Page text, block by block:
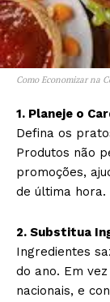
Como Economizar na
1. Planeje o
Defina os
Produtos não
promoções,
de última hora.
2. Substitua
Ingredientes
do ano. Em
nacionais, e